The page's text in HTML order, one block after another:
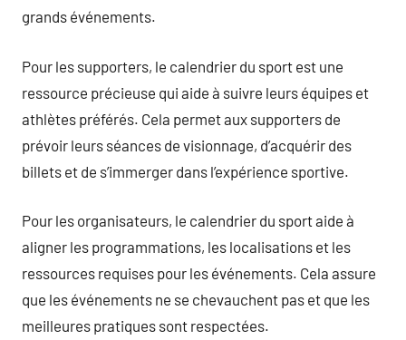
grands événements.
Pour les supporters, le calendrier du sport est une
ressource précieuse qui aide à suivre leurs équipes et
athlètes préférés. Cela permet aux supporters de
prévoir leurs séances de visionnage, d’acquérir des
billets et de s’immerger dans l’expérience sportive.
Pour les organisateurs, le calendrier du sport aide à
aligner les programmations, les localisations et les
ressources requises pour les événements. Cela assure
que les événements ne se chevauchent pas et que les
meilleures pratiques sont respectées.